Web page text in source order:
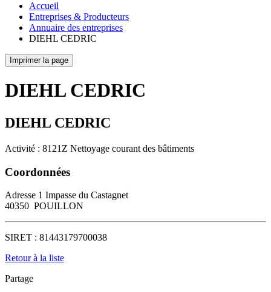
Accueil
Entreprises & Producteurs
Annuaire des entreprises
DIEHL CEDRIC
Imprimer la page
DIEHL CEDRIC
DIEHL CEDRIC
Activité : 8121Z Nettoyage courant des bâtiments
Coordonnées
Adresse 1 Impasse du Castagnet
40350 POUILLON
SIRET : 81443179700038
Retour à la liste
Partage